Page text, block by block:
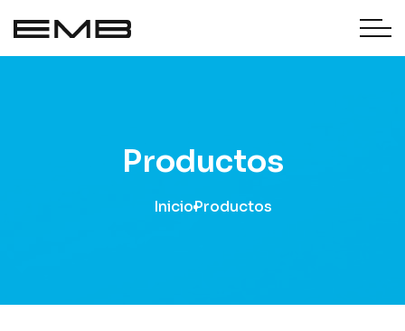
Productos
InicioProductos